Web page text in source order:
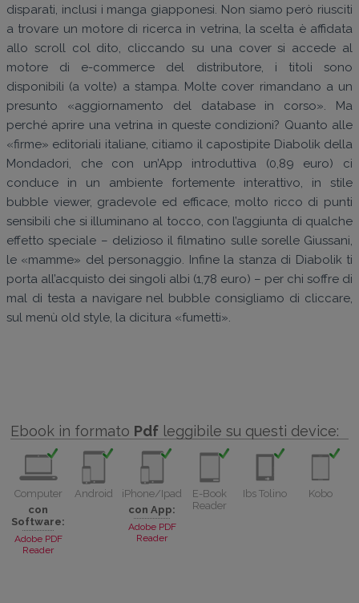
disparati, inclusi i manga giapponesi. Non siamo però riusciti
a trovare un motore di ricerca in vetrina, la scelta è affidata
allo scroll col dito, cliccando su una cover si accede al
motore di e-commerce del distributore, i titoli sono
disponibili (a volte) a stampa. Molte cover rimandano a un
presunto «aggiornamento del database in corso». Ma
perché aprire una vetrina in queste condizioni? Quanto alle
«firme» editoriali italiane, citiamo il capostipite Diabolik della
Mondadori, che con un’App introduttiva (0,89 euro) ci
conduce in un ambiente fortemente interattivo, in stile
bubble viewer, gradevole ed efficace, molto ricco di punti
sensibili che si illuminano al tocco, con l’aggiunta di qualche
effetto speciale – delizioso il filmatino sulle sorelle Giussani,
le «mamme» del personaggio. Infine la stanza di Diabolik ti
porta all’acquisto dei singoli albi (1,78 euro) – per chi soffre di
mal di testa a navigare nel bubble consigliamo di cliccare,
sul menù old style, la dicitura «fumetti».
Ebook in formato Pdf leggibile su questi device:
Computer
con
Software:
Adobe PDF
Reader
Android
iPhone/Ipad
con App:
Adobe PDF
Reader
E-Book
Reader
Ibs Tolino Kobo